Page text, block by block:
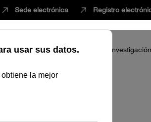
Sede electrónica Registro
Vida universitariaProfesorado Investigación